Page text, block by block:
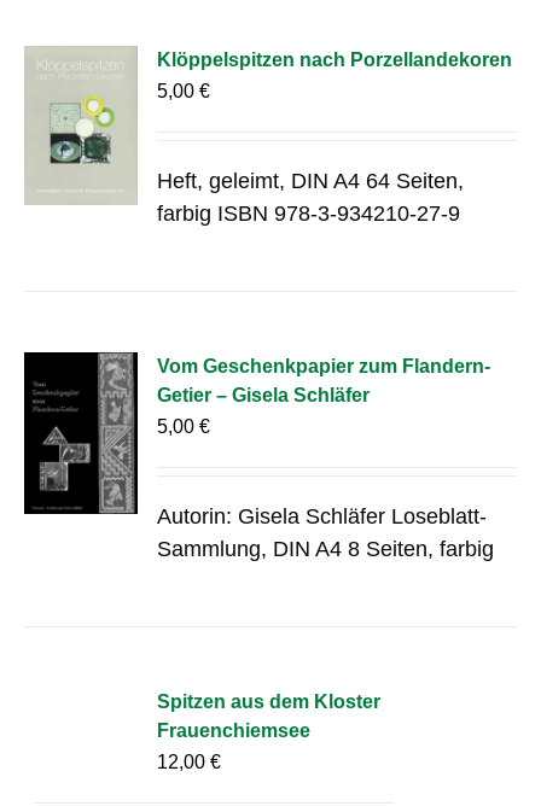
Klöppelspitzen nach Porzellandekoren
5,00€
Heft, geleimt, DIN A4 64 Seiten,
farbig ISBN 978-3-934210-27-9
Vom Geschenkpapier zum Flandern-
Getier – Gisela Schläfer
5,00€
Autorin: Gisela Schläfer Loseblatt-
Sammlung, DIN A4 8 Seiten, farbig
Spitzen aus dem Kloster
Frauenchiemsee
12,00€